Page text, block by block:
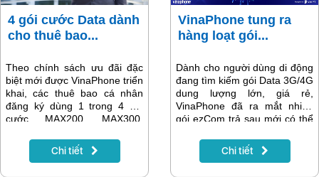
4 gói cước Data dành
cho thuê bao...
Theo chính sách ưu đãi đặc
biệt mới được VinaPhone triển
khai, các thuê bao cá nhân
đăng ký dùng 1 trong 4 gói
cước MAX200, MAX300,
hưởng kết nối ưu tiên, nhân
đến 6 lần dung lượng cùng
Chi tiết
VinaPhone tung ra
hàng loạt gói...
Dành cho người dùng di động
đang tìm kiếm gói Data 3G/4G
dung lượng lớn, giá rẻ,
VinaPhone đã ra mắt nhiều
gói ezCom trả sau mới có thể
tiết kiệm đến 20%.
Chi tiết